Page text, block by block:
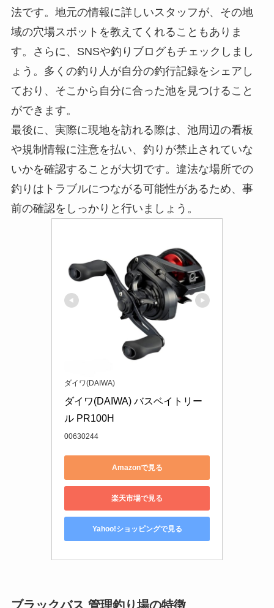
法です。地元の情報に詳しいスタッフが、その地
域の穴場スポットを教えてくれることもありま
す。さらに、SNSや釣りブログもチェックしまし
ょう。多くの釣り人が自分の釣行記録をシェアし
ており、そこから自分に合った池を見つけること
ができます。
最後に、実際に現地を訪れる際は、池周辺の看板
や規制情報に注意を払い、釣りが禁止されていな
いかを確認することが大切です。違法な場所での
釣りはトラブルにつながる可能性があるため、事
前の確認をしっかりと行いましょう。
ダイワ(DAIWA)
ダイワ(DAIWA) バスベイトリー
ル PR100H
00630244
Amazonで見る
楽天市場で見る
Yahoo!ショッピングで見る
ブラックバス 管理釣り場の特徴